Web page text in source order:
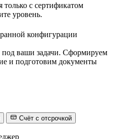
только с сертификатом
уровень.
конфигурации
ваши задачи. Сформируем
и подготовим документы
Счёт с отсрочкой